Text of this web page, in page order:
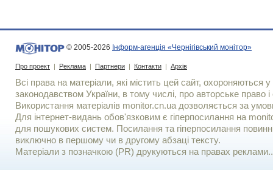
© 2005-2026 Інформ-агенція «Чернігівський монітор»
Про проект | Реклама | Партнери | Контакти | Архів
Всі права на матеріали, які містить цей сайт, охороняються у
законодавством України, в тому числі, про авторське право і
Використання матерiалiв monitor.cn.ua дозволяється за
Для iнтернет-видань обов'язковим є гiперпосилання на
для пошукових систем. Посилання та гіперпосилання
виключно в першому чи в другому абзаці тексту.
Матеріали з позначкою (PR) друкуються на правах реклами..